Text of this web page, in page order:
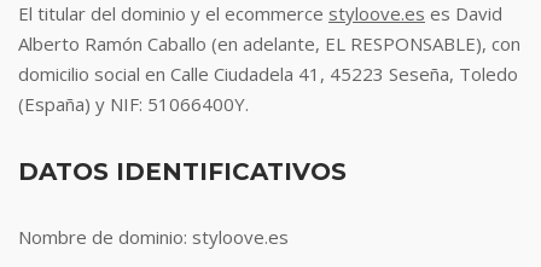
El titular del dominio y el ecommerce styloove.es es David
Alberto Ramón Caballo (en adelante, EL RESPONSABLE), con
domicilio social en Calle Ciudadela 41, 45223 Seseña, Toledo
(España) y NIF: 51066400Y.
DATOS IDENTIFICATIVOS
Nombre de dominio: styloove.es